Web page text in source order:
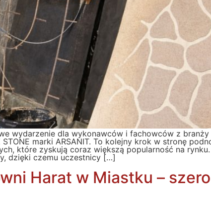
wydarzenie dla wykonawców i fachowców z
marki ARSANIT. To kolejny krok w stronę
które zyskują coraz większą popularność na
dzięki czemu uczestnicy […]
Harat w Miastku –